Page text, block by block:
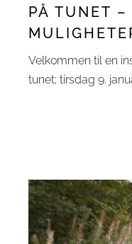
PÅ TUNET
Velkommen til en
tunet; tirsdag 9.